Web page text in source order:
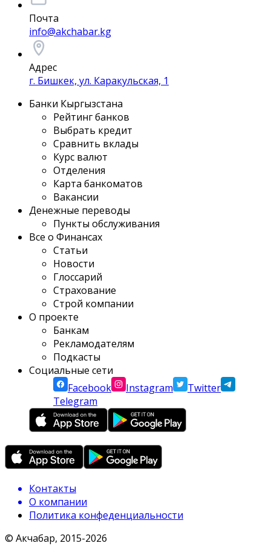
Почта
info@akchabar.kg
Адрес
г. Бишкек, ул. Каракульская, 1
Банки Кыргызстана
Рейтинг банков
Выбрать кредит
Сравнить вклады
Курс валют
Отделения
Карта банкоматов
Вакансии
Денежные переводы
Пункты обслуживания
Все о Финансах
Статьи
Новости
Глоссарий
Страхование
Строй компании
О проекте
Банкам
Рекламодателям
Подкасты
Социальные сети
Facebook
Instagram
Twitter
Telegram
Контакты
О компании
Политика конфеденциальности
© Акчабар, 2015-2026